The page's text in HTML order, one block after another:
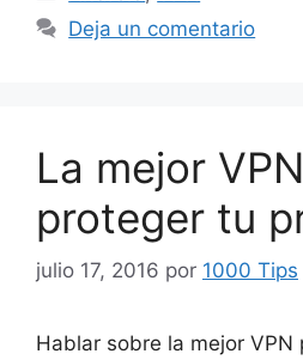
Deja un comentario
La mejor
proteger tu
julio 17, 2016 por 1000 Tips
Hablar sobre la mejor VPN